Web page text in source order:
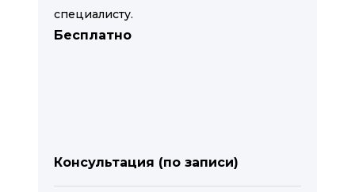
специалисту.
Бесплатно
Консультация (по записи)